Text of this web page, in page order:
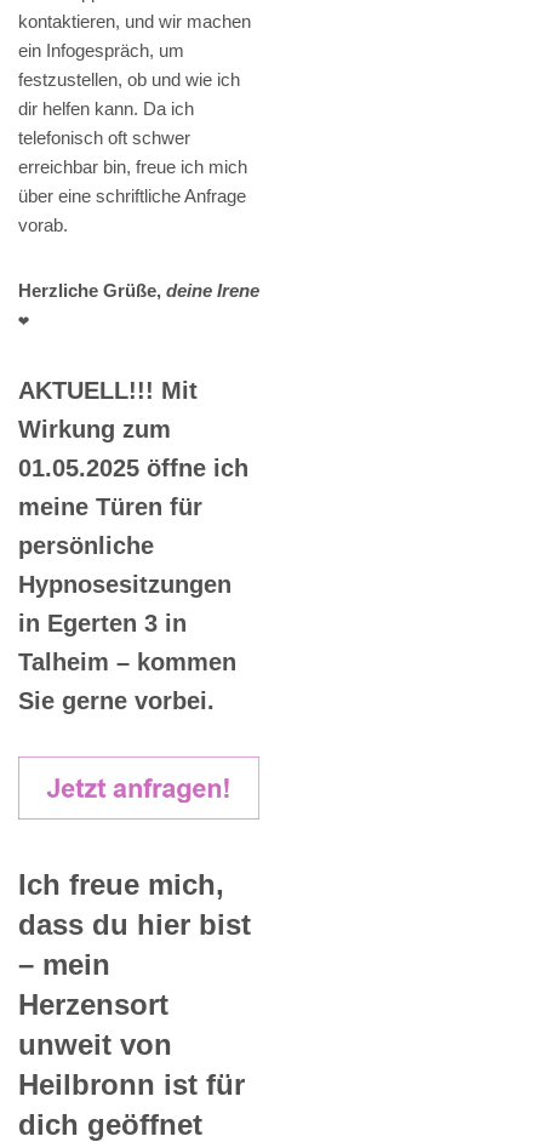
kontaktieren, und wir machen
ein Infogespräch, um
festzustellen, ob und wie ich
dir helfen kann. Da ich
telefonisch oft schwer
erreichbar bin, freue ich mich
über eine schriftliche Anfrage
vorab.
Herzliche Grüße, deine Irene
❤️
AKTUELL!!! Mit
Wirkung zum
01.05.2025 öffne ich
meine Türen für
persönliche
Hypnosesitzungen
in Egerten 3 in
Talheim – kommen
Sie gerne vorbei.
Ich freue mich,
dass du hier bist
– mein
Herzensort
unweit von
Heilbronn ist für
dich geöffnet